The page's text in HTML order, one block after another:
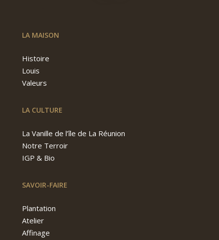
LA MAISON
Histoire
Louis
Valeurs
LA CULTURE
La Vanille de l’île de La Réunion
Notre Terroir
IGP & Bio
SAVOIR-FAIRE
Plantation
Atelier
Affinage